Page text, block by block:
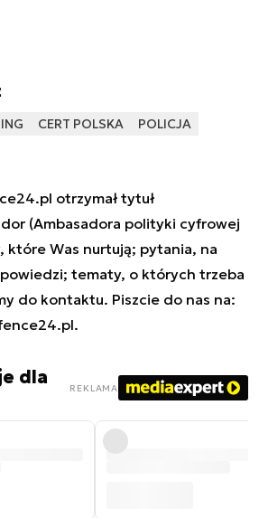
CERT POLSKA POLICJA
otrzymał tytuł
(Ambasadora polityki cyfrowej
które Was nurtują; pytania, na
tematy, o których trzeba
do kontaktu. Piszcie do nas na:
.
dla
REKLAMA